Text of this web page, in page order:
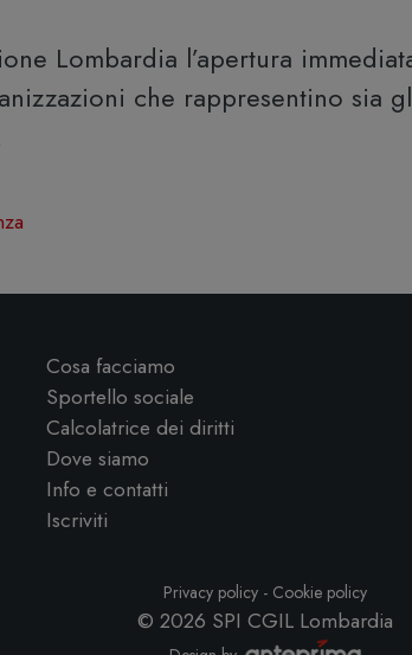
Lombardia l’apertura
che rappresentino sia
Cosa facciamo
Sportello sociale
Calcolatrice dei diritti
Dove siamo
Info e contatti
Iscriviti
Privacy policy - Cookie policy
© 2026 SPI CGIL Lombardia